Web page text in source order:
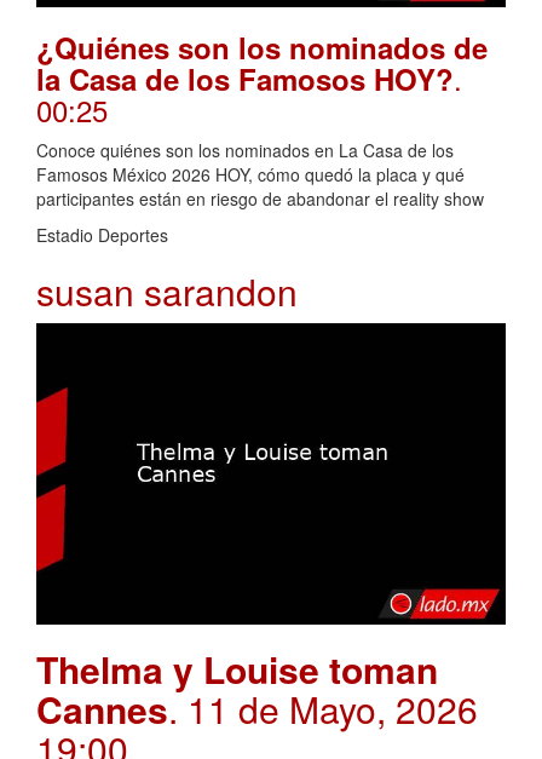
¿Quiénes son los nominados de
la Casa de los Famosos HOY?.
00:25
Conoce quiénes son los nominados en La Casa de los
Famosos México 2026 HOY, cómo quedó la placa y qué
participantes están en riesgo de abandonar el reality show
Estadio Deportes
susan sarandon
Thelma y Louise toman
Cannes. 11 de Mayo, 2026